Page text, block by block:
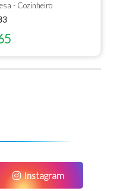
- Cozinheiro
Instagram